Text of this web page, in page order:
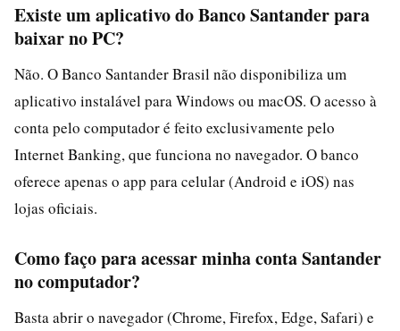
Existe um aplicativo do Banco Santander para
baixar no PC?
Não. O Banco Santander Brasil não disponibiliza um
aplicativo instalável para Windows ou macOS. O acesso à
conta pelo computador é feito exclusivamente pelo
Internet Banking, que funciona no navegador. O banco
oferece apenas o app para celular (Android e iOS) nas
lojas oficiais.
Como faço para acessar minha conta Santander
no computador?
Basta abrir o navegador (Chrome, Firefox, Edge, Safari) e